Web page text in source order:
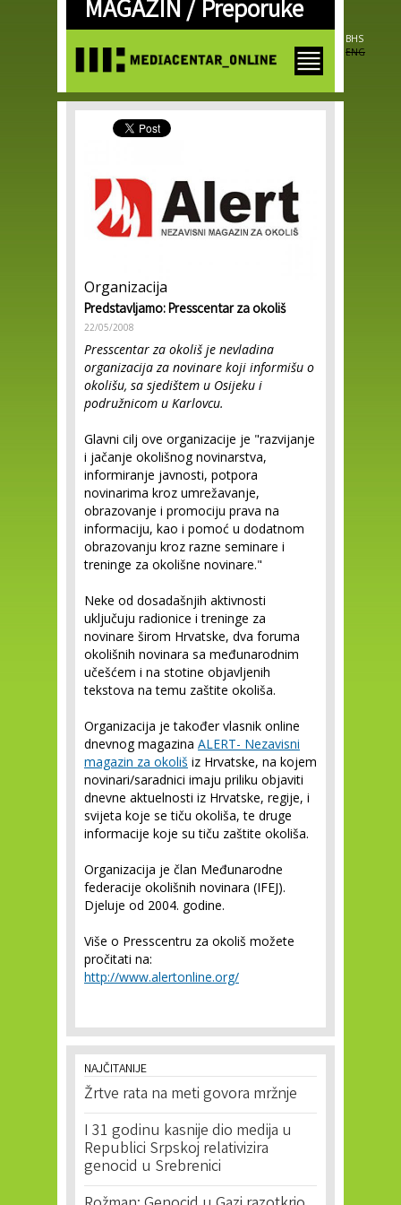
Skip to
main
MAGAZIN /Preporuke
BHS
ENG
Organizacija
Predstavljamo: Presscentar za okoliš
22/05/2008
Presscentar za okolišje nevladina
organizacija za novinare koji informišu o
okolišu, sa sjedištem u Osijeku i
podružnicom u Karlovcu.
Glavni cilj ove organizacije je "razvijanje
i jačanje okolišnog novinarstva,
informiranje javnosti, potpora
novinarima kroz umrežavanje,
obrazovanje i promociju prava na
informaciju, kao i pomoć u dodatnom
obrazovanju kroz razne seminare i
treninge za okolišne novinare."
Neke od dosadašnjih aktivnosti
uključuju radionice i treninge za
novinare širom Hrvatske, dva foruma
okolišnih novinara sa međunarodnim
učešćem i na stotine objavljenih
tekstova na temu zaštite okoliša.
Organizacija je također vlasnik online
dnevnog magazina ALERT- Nezavisni
magazin za okoliš iz Hrvatske, na kojem
novinari/saradnici imaju priliku objaviti
dnevne aktuelnosti iz Hrvatske, regije, i
svijeta koje se tiču okoliša, te druge
informacije koje su tiču zaštite okoliša.
Organizacija je član Međunarodne
federacije okolišnih novinara (IFEJ).
Djeluje od 2004. godine.
Više o Presscentru za okoliš možete
pročitati na:
http://www.alertonline.org/
NAJČITANIJE
Žrtve rata na meti govora mržnje
I 31 godinu kasnije dio medija u
Republici Srpskoj relativizira
genocid u Srebrenici